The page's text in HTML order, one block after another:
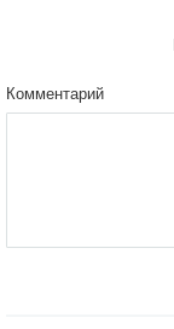
Комментарий